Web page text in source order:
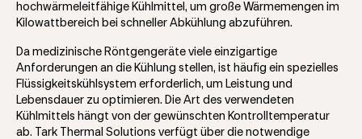
hochwärmeleitfähige Kühlmittel, um große Wärmemengen im
Kilowattbereich bei schneller Abkühlung abzuführen.
Da medizinische Röntgengeräte viele einzigartige
Anforderungen an die Kühlung stellen, ist häufig ein spezielles
Flüssigkeitskühlsystem erforderlich, um Leistung und
Lebensdauer zu optimieren. Die Art des verwendeten
Kühlmittels hängt von der gewünschten Kontrolltemperatur
ab. Tark Thermal Solutions verfügt über die notwendige